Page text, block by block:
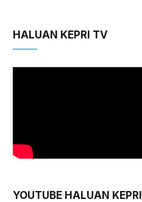
HALUAN KEPRI TV
YOUTUBE HALUAN KEPRI